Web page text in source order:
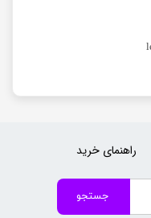
جستجو
راهنمای خرید